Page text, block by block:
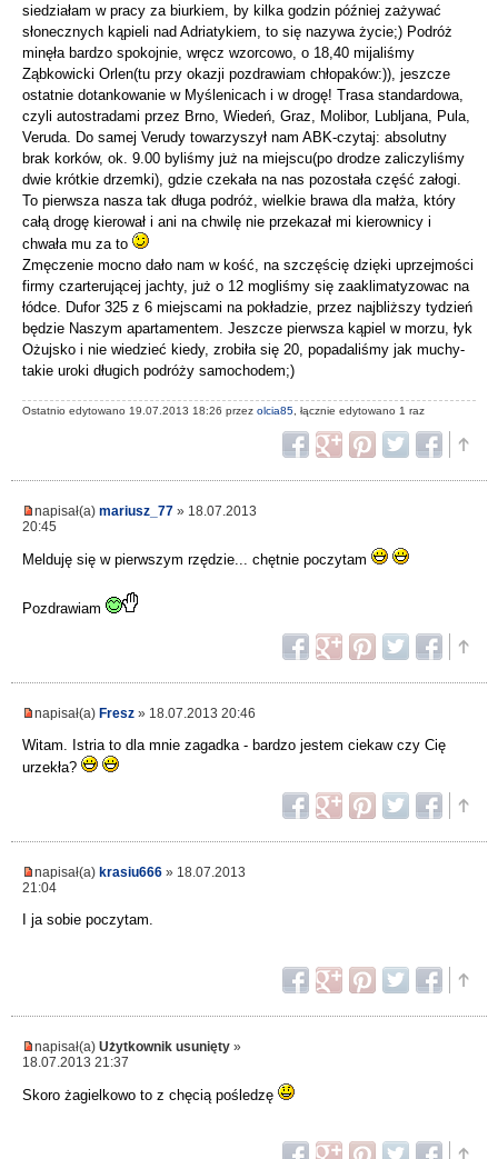
siedziałam w pracy za biurkiem, by kilka godzin później zażywać
słonecznych kąpieli nad Adriatykiem, to się nazywa życie;) Podróż
minęła bardzo spokojnie, wręcz wzorcowo, o 18,40 mijaliśmy
Ząbkowicki Orlen(tu przy okazji pozdrawiam chłopaków:)), jeszcze
ostatnie dotankowanie w Myślenicach i w drogę! Trasa standardowa,
czyli autostradami przez Brno, Wiedeń, Graz, Molibor, Lubljana, Pula,
Veruda. Do samej Verudy towarzyszył nam ABK-czytaj: absolutny
brak korków, ok. 9.00 byliśmy już na miejscu(po drodze zaliczyliśmy
dwie krótkie drzemki), gdzie czekała na nas pozostała część załogi.
To pierwsza nasza tak długa podróż, wielkie brawa dla małża, który
całą drogę kierował i ani na chwilę nie przekazał mi kierownicy i
chwała mu za to
Zmęczenie mocno dało nam w kość, na szczęścię dzięki uprzejmości
firmy czarterującej jachty, już o 12 mogliśmy się zaaklimatyzowac na
łódce. Dufor 325 z 6 miejscami na pokładzie, przez najbliższy tydzień
będzie Naszym apartamentem. Jeszcze pierwsza kąpiel w morzu, łyk
Ożujsko i nie wiedzieć kiedy, zrobiła się 20, popadaliśmy jak muchy-
takie uroki długich podróży samochodem;)
Ostatnio edytowano 19.07.2013 18:26 przez olcia85 , łącznie edytowano 1 raz
napisał(a) mariusz_77 » 18.07.2013
20:45
Melduję się w pierwszym rzędzie... chętnie poczytam
Pozdrawiam
napisał(a) Fresz » 18.07.2013 20:46
Witam. Istria to dla mnie zagadka - bardzo jestem ciekaw czy Cię
urzekła?
napisał(a) krasiu666 » 18.07.2013
21:04
I ja sobie poczytam.
napisał(a) Użytkownik usunięty »
18.07.2013 21:37
Skoro żagielkowo to z chęcią pośledzę